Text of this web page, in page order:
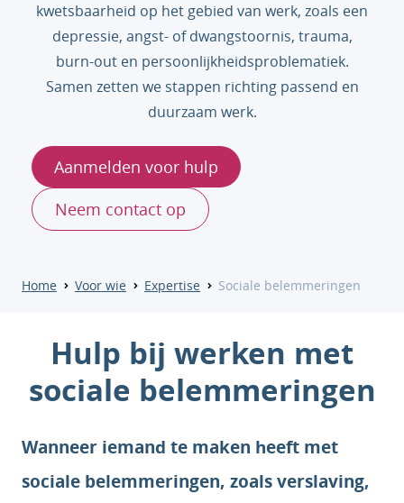
kwetsbaarheid op het gebied van werk, zoals een
depressie, angst- of dwangstoornis, trauma,
burn-out en persoonlijkheidsproblematiek.
Samen zetten we stappen richting passend en
duurzaam werk.
Aanmelden voor hulp
Neem contact op
Home Voor wie Expertise Sociale belemmeringen
Hulp bij werken met
sociale belemmeringen
Wanneer iemand te maken heeft met
sociale belemmeringen, zoals verslaving,